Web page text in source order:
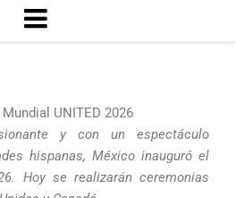
UNITED 2026
y con un espectáculo
hispanas, México inauguró el
Hoy se realizarán ceremonias